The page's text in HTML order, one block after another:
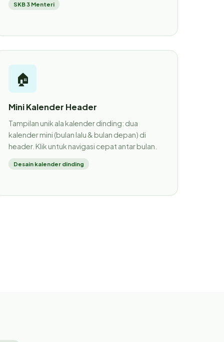
SKB 3 Menteri
🏠
Mini Kalender Header
Tampilan unik ala kalender dinding: dua
kalender mini (bulan lalu & bulan depan) di
header. Klik untuk navigasi cepat antar bulan.
Desain kalender dinding